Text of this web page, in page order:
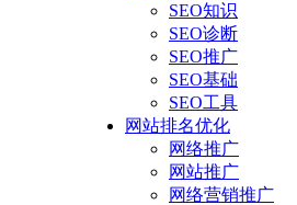
SEO知识
SEO诊断
SEO推广
SEO基础
SEO工具
网站排名优化
网络推广
网站推广
网络营销推广